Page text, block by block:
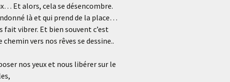
Et alors, cela se désencombre.
là et qui prend de la place…
fait vibrer. Et bien souvent c’est
vers nos rêves se dessine..
nos yeux et nous libérer sur le